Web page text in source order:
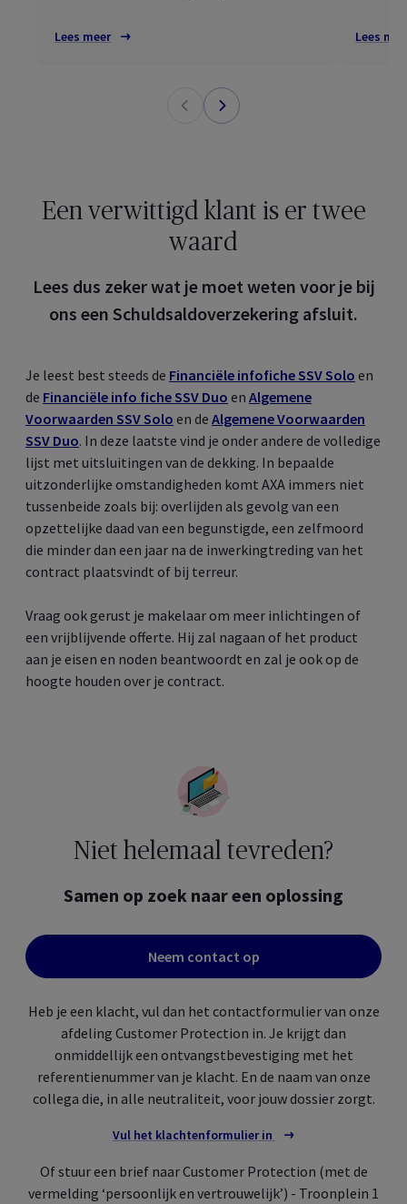
Lees meer Lees
Een verwittigd klant is er twee
waard
Lees dus zeker wat je moet weten voor je bij
ons een Schuldsaldoverzekering afsluit.
Je leest best steeds de Financiële infofiche SSV Solo en
de Financiële info fiche SSV Duo en Algemene
Voorwaarden SSV Solo en de Algemene Voorwaarden
SSV Duo. In deze laatste vind je onder andere de volledige
lijst met uitsluitingen van de dekking. In bepaalde
uitzonderlijke omstandigheden komt AXA immers niet
tussenbeide zoals bij: overlijden als gevolg van een
opzettelijke daad van een begunstigde, een zelfmoord
die minder dan een jaar na de inwerkingtreding van het
contract plaatsvindt of bij terreur.
Vraag ook gerust je makelaar om meer inlichtingen of
een vrijblijvende offerte. Hij zal nagaan of het product
aan je eisen en noden beantwoordt en zal je ook op de
hoogte houden over je contract.
Niet helemaal tevreden?
Samen op zoek naar een oplossing
Neem contact op
Heb je een klacht, vul dan het contactformulier van onze
afdeling Customer Protection in. Je krijgt dan
onmiddellijk een ontvangstbevestiging met het
referentienummer van je klacht. En de naam van onze
collega die, in alle neutraliteit, voor jouw dossier zorgt.
Vul het klachtenformulier in
Of stuur een brief naarCustomer Protection (met de
vermelding ‘persoonlijk en vertrouwelijk’) - Troonplein 1